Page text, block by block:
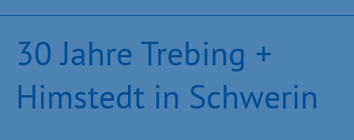
30 Jahre Trebing +
Himstedt in Schwerin